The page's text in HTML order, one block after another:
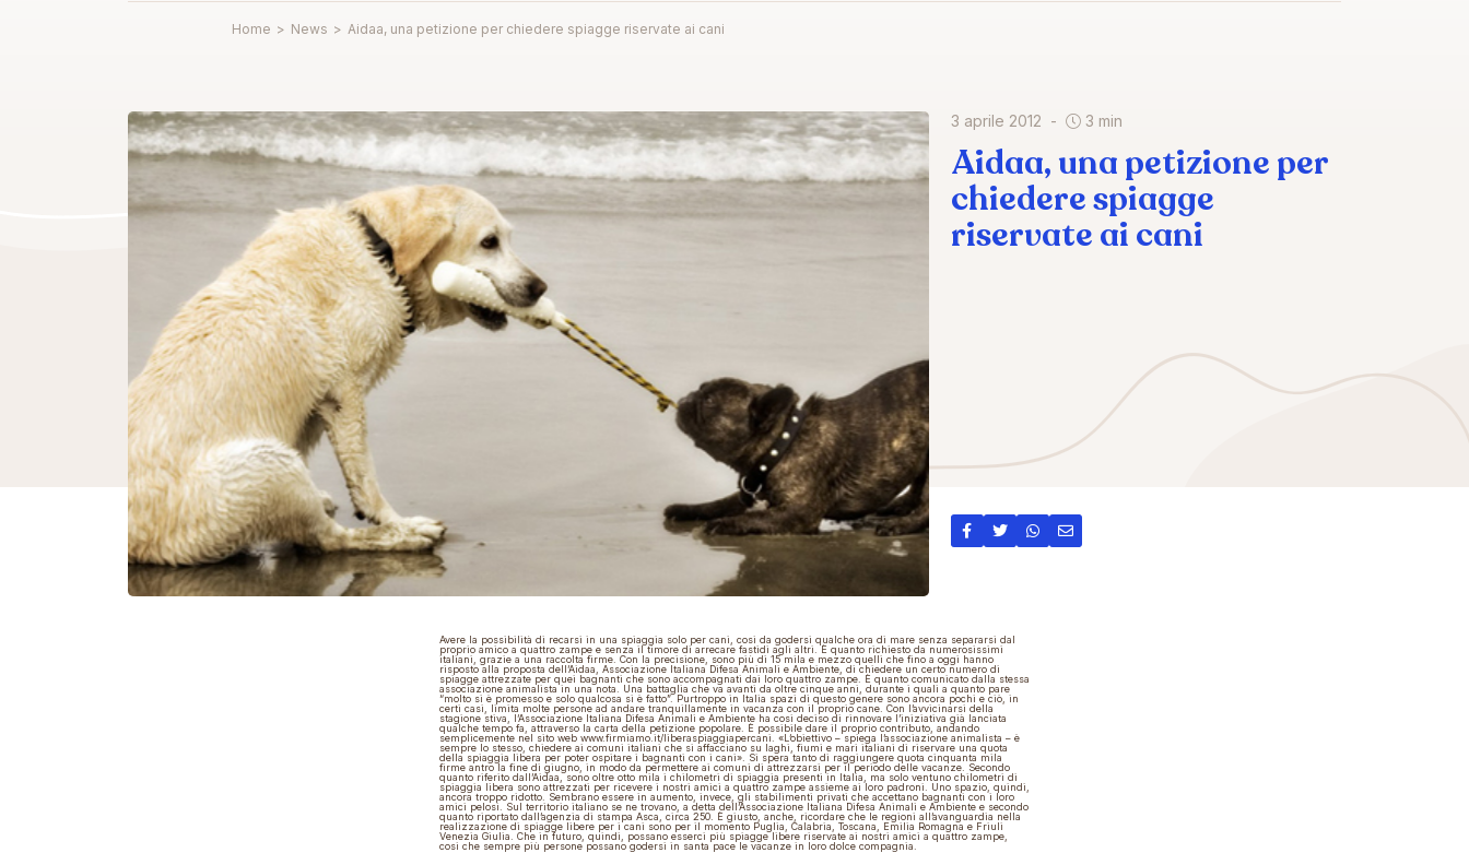
Home > News > Aidaa, una petizione per chiedere spiagge riservate ai cani
3 aprile 2012 3 min
Aidaa, una petizione per
chiedere spiagge
riservate ai cani
Avere la possibilità di recarsi in una spiaggia solo per cani, così da godersi qualche ora di mare senza separarsi dal
proprio amico a quattro zampe e senza il timore di arrecare fastidi agli altri. Ѐ quanto richiesto da numerosissimi
italiani, grazie a una raccolta firme. Con la precisione, sono più di 15 mila e mezzo quelli che fino a oggi hanno
risposto alla proposta dell’Aidaa, Associazione Italiana Difesa Animali e Ambiente, di chiedere un certo numero di
spiagge attrezzate per quei bagnanti che sono accompagnati dai loro quattro zampe. Ѐ quanto comunicato dalla stessa
associazione animalista in una nota. Una battaglia che va avanti da oltre cinque anni, durante i quali a quanto pare
“molto si è promesso e solo qualcosa si è fatto”. Purtroppo in Italia spazi di questo genere sono ancora pochi e ciò, in
certi casi, limita molte persone ad andare tranquillamente in vacanza con il proprio cane. Con l’avvicinarsi della
stagione stiva, l’Associazione Italiana Difesa Animali e Ambiente ha così deciso di rinnovare l’iniziativa già lanciata
qualche tempo fa, attraverso la carta della petizione popolare. Ѐ possibile dare il proprio contributo, andando
semplicemente nel sito web www.firmiamo.it/liberaspiaggiapercani . «L’obiettivo – spiega l’associazione animalista – è
sempre lo stesso, chiedere ai comuni italiani che si affacciano su laghi, fiumi e mari italiani di riservare una quota
della spiaggia libera per poter ospitare i bagnanti con i cani». Si spera tanto di raggiungere quota cinquanta mila
firme antro la fine di giugno, in modo da permettere ai comuni di attrezzarsi per il periodo delle vacanze. Secondo
quanto riferito dall’Aidaa, sono oltre otto mila i chilometri di spiaggia presenti in Italia, ma solo ventuno chilometri di
spiaggia libera sono attrezzati per ricevere i nostri amici a quattro zampe assieme ai loro padroni. Uno spazio, quindi,
ancora troppo ridotto. Sembrano essere in aumento, invece, gli stabilimenti privati che accettano bagnanti con i loro
amici pelosi. Sul territorio italiano se ne trovano, a detta dell’Associazione Italiana Difesa Animali e Ambiente e secondo
quanto riportato dall’agenzia di stampa Asca, circa 250. Ѐ giusto, anche, ricordare che le regioni all’avanguardia nella
realizzazione di spiagge libere per i cani sono per il momento Puglia, Calabria, Toscana, Emilia Romagna e Friuli
Venezia Giulia. Che in futuro, quindi, possano esserci più spiagge libere riservate ai nostri amici a quattro zampe,
così che sempre più persone possano godersi in santa pace le vacanze in loro dolce compagnia.